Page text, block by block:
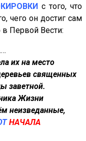
с того, что
чего он достиг сам
в Первой Вести:
их на место
священных
заветной.
Жизни
неизведанные,
НАЧАЛА